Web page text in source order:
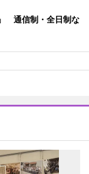
通信制・全日制な